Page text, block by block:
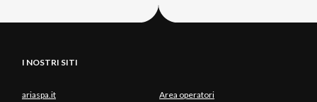
I NOSTRI SITI
ariaspa.it Area operatori